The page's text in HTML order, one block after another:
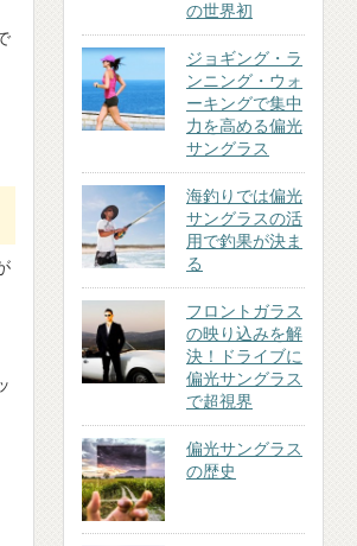
の世界初
ジョギング・ラ
ンニング・ウォ
ーキングで集中
力を高める偏光
サングラス
海釣りでは偏光
サングラスの活
用で釣果が決ま
る
フロントガラス
の映り込みを解
決！ドライブに
偏光サングラス
で超視界
偏光サングラス
の歴史